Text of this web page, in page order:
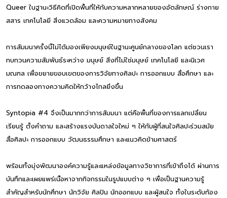
Queer ในฐานะวิธีคิดที่เปิดพื้นที่ให้กับความหลากหลายของอัตลักษณ์ ร่างกาย
สสาร เทคโนโลยี สิ่งแวดล้อม และความหมายทางสังคม
การสัมมนาครั้งนี้ไม่ได้มองเพียงมนุษย์ในฐานะศูนย์กลางของโลก แต่ชวนเรา
ทบทวนความสัมพันธ์ระหว่าง มนุษย์ สิ่งที่ไม่ใช่มนุษย์ เทคโนโลยี และนิเวศ
มณฑล เพื่อขยายขอบเขตของการวิจัยทางศิลปะ การออกแบบ สื่อศึกษา และ
การทดลองทางความคิดให้กว้างไกลยิ่งขึ้น
Syntopia #4 จึงเป็นมากกว่าการสัมมนา แต่คือพื้นที่ของการแลกเปลี่ยน
เรียนรู้ ตั้งคำถาม และสร้างแรงบันดาลใจใหม่ ๆ ให้กับผู้ที่สนใจศิลปะร่วมสมัย
สื่อศิลปะ การออกแบบ วัฒนธรรมศึกษา และแนวคิดข้ามศาสตร์
พร้อมทั้งมุ่งพัฒนาองค์ความรู้และแหล่งข้อมูลทางวิชาการที่เข้าถึงได้ ผ่านการ
บันทึกและเผยแพร่เนื้อหาจากกิจกรรมในรูปแบบต่าง ๆ เพื่อเป็นฐานความรู้
สำคัญสำหรับนักศึกษา นักวิจัย ศิลปิน นักออกแบบ และผู้สนใจ ทั้งในระดับท้อง